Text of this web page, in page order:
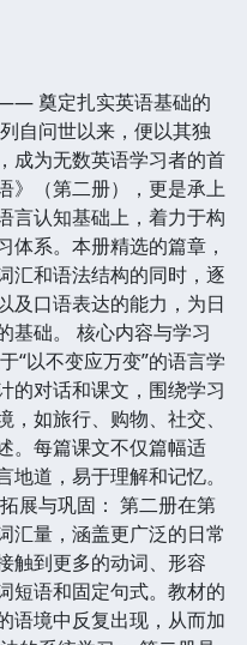
奠定扎实英语基础的
自问世以来，便以其独
成为无数英语学习者的首
》（第二册），更是承上
言认知基础上，着力于构
体系。本册精选的篇章，
汇和语法结构的同时，逐
及口语表达的能力，为日
基础。 核心内容与学习
“以不变应万变”的语言学
的对话和课文，围绕学习
如旅行、购物、社交、
。每篇课文不仅篇幅适
道，易于理解和记忆。
展与巩固： 第二册在第
汇量，涵盖更广泛的日常
触到更多的动词、形容
短语和固定句式。教材的
语境中反复出现，从而加